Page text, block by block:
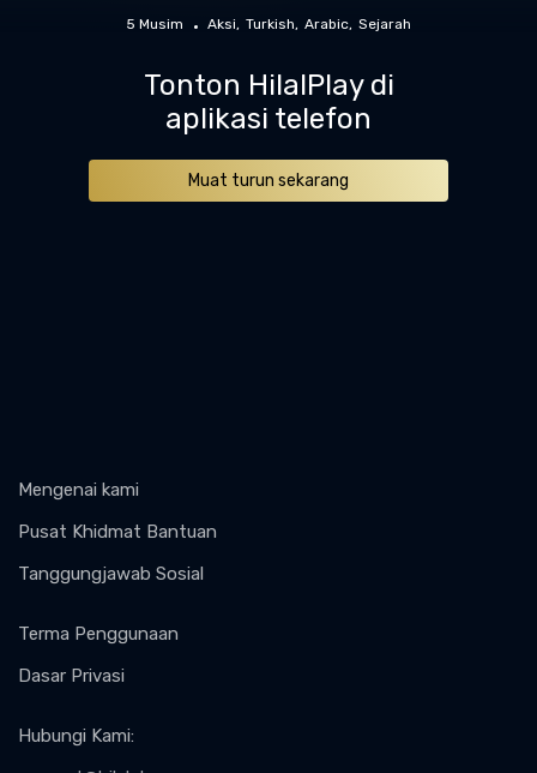
5 Musim Aksi Turkish Arabic Sejarah
Tonton HilalPlay di
aplikasi telefon
Muat turun sekarang
Mengenai kami
Pusat Khidmat Bantuan
Tanggungjawab Sosial
Terma Penggunaan
Dasar Privasi
Hubungi Kami: